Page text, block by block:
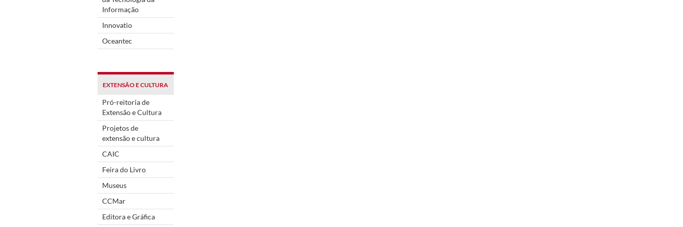
Informação
Innovatio
Oceantec
EXTENSÃO E CULTURA
Pró-reitoria de
Extensão e Cultura
Projetos de
extensão e cultura
CAIC
Feira do Livro
Museus
CCMar
Editora e Gráfica